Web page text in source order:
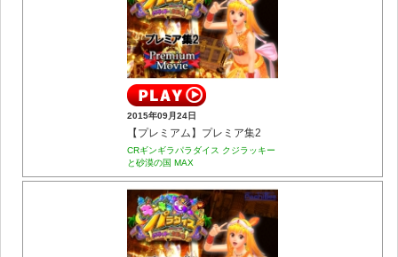
2015年09月24日
【プレミアム】プレミア集2
CRギンギラパラダイス クジラッキー
と砂漠の国 MAX